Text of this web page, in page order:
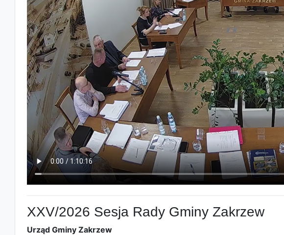
XXV/2026 Sesja Rady Gminy Zakrzew
Urząd Gminy Zakrzew